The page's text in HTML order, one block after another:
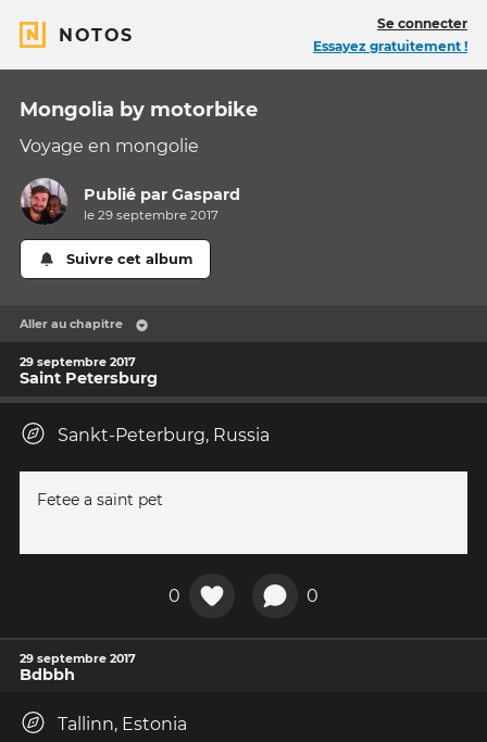
NOTOS
Se connecter
Essayez gratuitement !
Mongolia by motorbike
Voyage en mongolie
Publié parGaspard
le 29 septembre 2017
Suivre cet album
Aller au chapitre
29 septembre 2017
Saint Petersburg
Sankt-Peterburg, Russia
Fetee a saint pet
0 0
29 septembre 2017
Bdbbh
Tallinn, Estonia